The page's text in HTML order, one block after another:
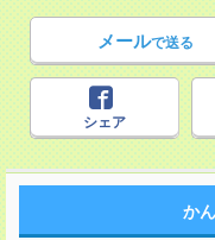
メールで送る
シェア
か